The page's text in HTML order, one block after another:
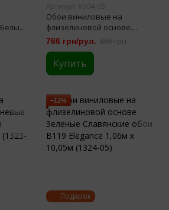
Артикул: V304-05
Обои виниловые на
флизелиновой основе
Песочные Славянские обои
Elegance В121 1,06 х 10,05м
(V304-05)
766 грн/рул. 866 грн
Купить
Подарок
−12%